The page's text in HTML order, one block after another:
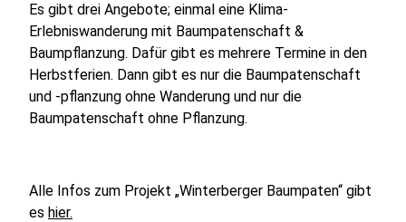
Es gibt drei Angebote; einmal eine Klima-
Erlebniswanderung mit Baumpatenschaft &
Baumpflanzung. Dafür gibt es mehrere Termine in den
Herbstferien. Dann gibt es nur die Baumpatenschaft
und -pflanzung ohne Wanderung und nur die
Baumpatenschaft ohne Pflanzung.
Alle Infos zum Projekt „Winterberger Baumpaten“ gibt
es hier.